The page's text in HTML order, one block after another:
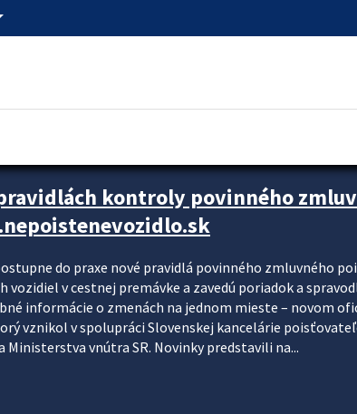
kontroly povinného
do praxe nové pravidlá povinného zmluvného
v cestnej premávke a zavedú poriadok a
informácie o zmenách na jednom mieste – novom
vznikol v spolupráci Slovenskej kancelárie
Ministerstva vnútra SR. Novinky predstavili na...